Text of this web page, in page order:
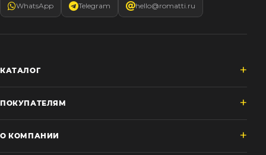
WhatsApp Telegram hello@romatti.ru
КАТАЛОГ
ПОКУПАТЕЛЯМ
О КОМПАНИИ